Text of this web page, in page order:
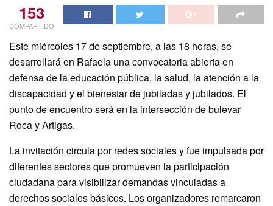
153
COMPARTIDO
Este miércoles 17 de septiembre, a las 18 horas, se
desarrollará en Rafaela una convocatoria abierta en
defensa de la educación pública, la salud, la atención a la
discapacidad y el bienestar de jubiladas y jubilados. El
punto de encuentro será en la intersección de bulevar
Roca y Artigas.
La invitación circula por redes sociales y fue impulsada por
diferentes sectores que promueven la participación
ciudadana para visibilizar demandas vinculadas a
derechos sociales básicos. Los organizadores remarcaron